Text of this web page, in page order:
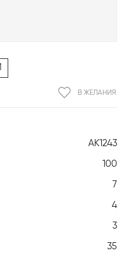
AK1243
100
7
4
3
35
В ЖЕЛАНИЯ